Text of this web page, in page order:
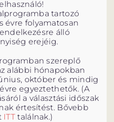
HATÁRTALAN
PROGRAM
tartozó
évre folyamatosan
álló
erejéig.
szereplő
alábbi hónapokban
október és mindig
egyeztethetők. (A
a választási időszak
értesítést. Bővebb
ITT találnak.)